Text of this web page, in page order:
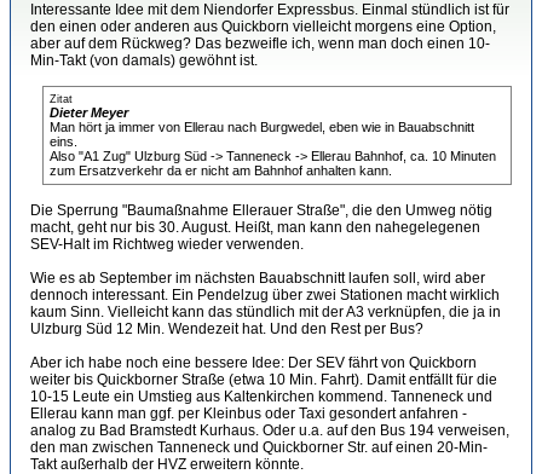
Interessante Idee mit dem Niendorfer Expressbus. Einmal stündlich ist für
den einen oder anderen aus Quickborn vielleicht morgens eine Option,
aber auf dem Rückweg? Das bezweifle ich, wenn man doch einen 10-
Min-Takt (von damals) gewöhnt ist.
Zitat
Dieter Meyer
Man hört ja immer von Ellerau nach Burgwedel, eben wie in Bauabschnitt
eins.
Also "A1 Zug" Ulzburg Süd -> Tanneneck -> Ellerau Bahnhof, ca. 10 Minuten
zum Ersatzverkehr da er nicht am Bahnhof anhalten kann.
Die Sperrung "Baumaßnahme Ellerauer Straße", die den Umweg nötig
macht, geht nur bis 30. August. Heißt, man kann den nahegelegenen
SEV-Halt im Richtweg wieder verwenden.
Wie es ab September im nächsten Bauabschnitt laufen soll, wird aber
dennoch interessant. Ein Pendelzug über zwei Stationen macht wirklich
kaum Sinn. Vielleicht kann das stündlich mit der A3 verknüpfen, die ja in
Ulzburg Süd 12 Min. Wendezeit hat. Und den Rest per Bus?
Aber ich habe noch eine bessere Idee: Der SEV fährt von Quickborn
weiter bis Quickborner Straße (etwa 10 Min. Fahrt). Damit entfällt für die
10-15 Leute ein Umstieg aus Kaltenkirchen kommend. Tanneneck und
Ellerau kann man ggf. per Kleinbus oder Taxi gesondert anfahren -
analog zu Bad Bramstedt Kurhaus. Oder u.a. auf den Bus 194 verweisen,
den man zwischen Tanneneck und Quickborner Str. auf einen 20-Min-
Takt außerhalb der HVZ erweitern könnte.